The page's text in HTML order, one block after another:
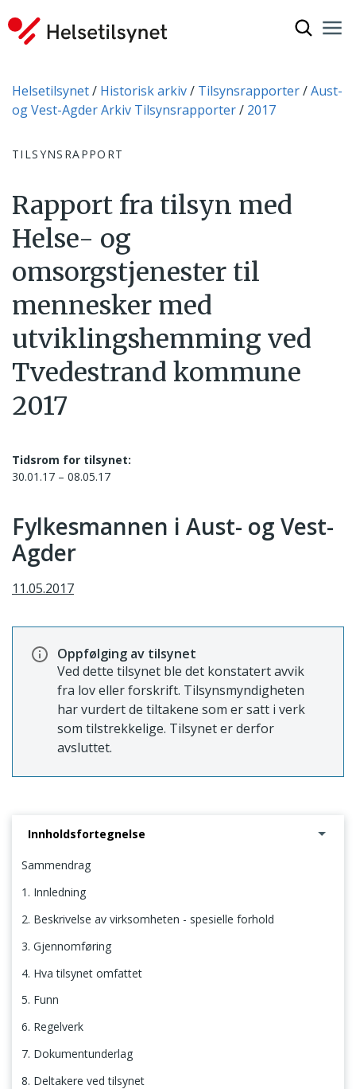
Du er her:
Helsetilsynet Historisk arkiv Tilsynsrapporter
Aust-
og Vest-Agder Arkiv Tilsynsrapporter
2017
TILSYNSRAPPORT
Rapport fra tilsyn med
Helse- og
omsorgstjenester til
mennesker med
utviklingshemming ved
Tvedestrand kommune
2017
Tidsrom for tilsynet:
30.01.17 – 08.05.17
Fylkesmannen i Aust- og Vest-
Agder
11.05.2017
Oppfølging av tilsynet
Ved dette tilsynet ble det konstatert avvik
fra lov eller forskrift. Tilsynsmyndigheten
har vurdert de tiltakene som er satt i verk
som tilstrekkelige. Tilsynet er derfor
avsluttet.
Innholdsfortegnelse
Sammendrag
1. Innledning
2. Beskrivelse av virksomheten - spesielle forhold
3. Gjennomføring
4. Hva tilsynet omfattet
5. Funn
6. Regelverk
7. Dokumentunderlag
8. Deltakere ved tilsynet